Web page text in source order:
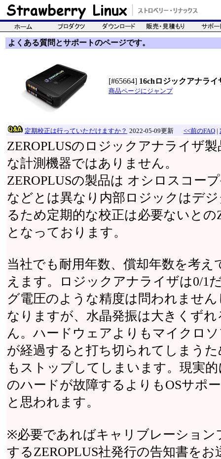
よくある質問とサポートのページです。
[#65664] 16chロジックアナライ
商品ページにジャンプ
定期校正は行っていただけますか？ 2022-05-09更新 <<前のFAQ |
ZEROPLUSのロジックアナライザ
な計測機器ではありません。
ZEROPLUSの製品は オシロスコー
などとは異なり内部ロジックはデ
るため定期的な校正は必要ないとの
となっております。
当社でも耐用年数、償却年数を考
えます。ロジックアナライザは0/1
グ電圧のような精度は問われませ
なりますが、水晶発振は大きくず
ん。ハードウェアよりもマイクロ
が経過すると打ち切られてしまう
もストップしてしまいます。現実
のハードが故障するよりもOSサポ
と思われます。
※必要であればキャリブレーション
するZEROPLUS社発行の告知書を